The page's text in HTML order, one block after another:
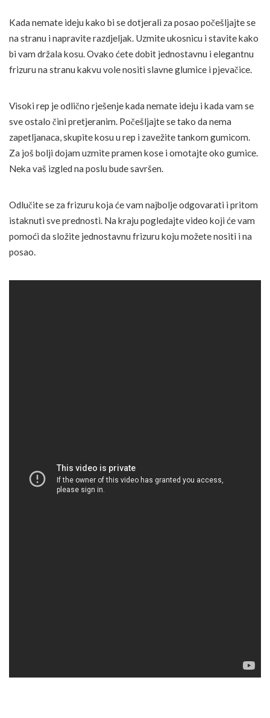
Kada nemate ideju kako bi se dotjerali za posao počešljajte se
na stranu i napravite razdjeljak. Uzmite ukosnicu i stavite kako
bi vam držala kosu. Ovako ćete dobit jednostavnu i elegantnu
frizuru na stranu kakvu vole nositi slavne glumice i pjevačice.
Visoki rep je odlično rješenje kada nemate ideju i kada vam se
sve ostalo čini pretjeranim. Počešljajte se tako da nema
zapetljanaca, skupite kosu u rep i zavežite tankom gumicom.
Za još bolji dojam uzmite pramen kose i omotajte oko gumice.
Neka vaš izgled na poslu bude savršen.
Odlučite se za frizuru koja će vam najbolje odgovarati i pritom
istaknuti sve prednosti. Na kraju pogledajte video koji će vam
pomoći da složite jednostavnu frizuru koju možete nositi i na
posao.